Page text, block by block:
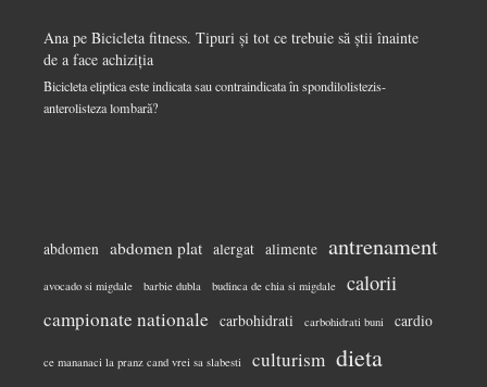
Ana pe Bicicleta fitness. Tipuri și tot ce trebuie să știi înainte
de a face achiziția
Bicicleta eliptica este indicata sau contraindicata în spondilolistezis-
anterolisteza lombară?
abdomen abdomen plat alergat alimente antrenament
avocado si migdale barbie dubla budinca de chia si migdale calorii
campionate nationale carbohidrati carbohidrati buni cardio
ce mananaci la pranz cand vrei sa slabesti culturism dieta